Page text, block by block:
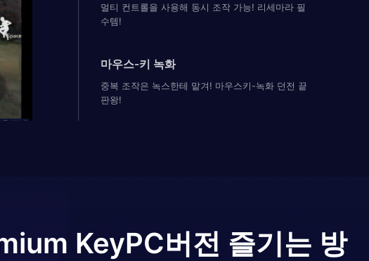
멀티 컨트롤을 사용해 동시 조작 가능! 리세마라 필
수템!
마우스-키 녹화
중복 조작은 녹스한테 맡겨! 마우스키-녹화 던전 끝
판왕!
KeyPC버전 즐기는 방